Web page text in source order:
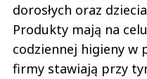
dorosłych oraz
Produkty mają na
codziennej higieny w
firmy stawiają przy